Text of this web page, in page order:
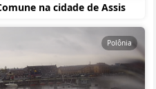
na cidade de Assis
Polônia